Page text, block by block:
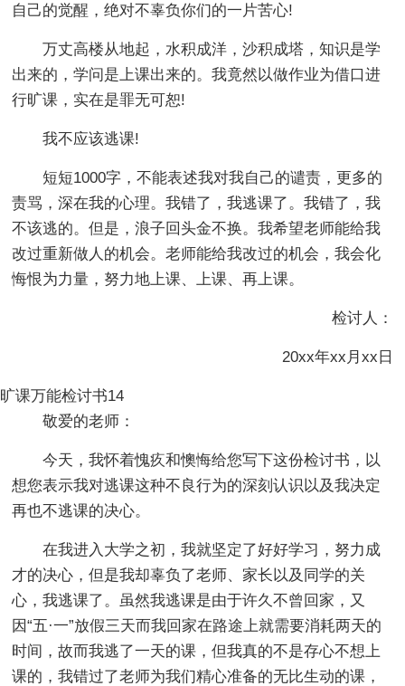
自己的觉醒，绝对不辜负你们的一片苦心!
万丈高楼从地起，水积成洋，沙积成塔，知识是学
出来的，学问是上课出来的。我竟然以做作业为借口进
行旷课，实在是罪无可恕!
我不应该逃课!
短短1000字，不能表述我对我自己的谴责，更多的
责骂，深在我的心理。我错了，我逃课了。我错了，我
不该逃的。但是，浪子回头金不换。我希望老师能给我
改过重新做人的机会。老师能给我改过的机会，我会化
悔恨为力量，努力地上课、上课、再上课。
检讨人：
20xx年xx月xx日
旷课万能检讨书14
敬爱的老师：
今天，我怀着愧疚和懊悔给您写下这份检讨书，以
想您表示我对逃课这种不良行为的深刻认识以及我决定
再也不逃课的决心。
在我进入大学之初，我就坚定了好好学习，努力成
才的决心，但是我却辜负了老师、家长以及同学的关
心，我逃课了。虽然我逃课是由于许久不曾回家，又
因“五·一”放假三天而我回家在路途上就需要消耗两天的
时间，故而我逃了一天的课，但我真的不是存心不想上
课的，我错过了老师为我们精心准备的无比生动的课，